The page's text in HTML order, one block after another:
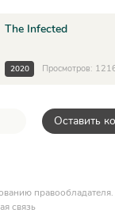
The Infected
2020 Просмотров:
Оставить
правообладателя.
связь